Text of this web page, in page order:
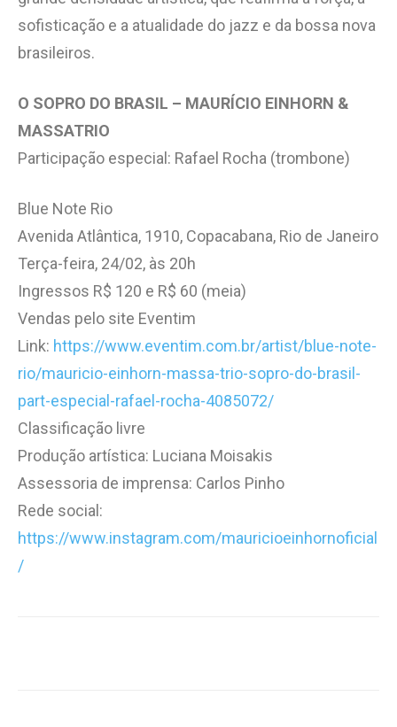
sofisticação e a atualidade do jazz e da bossa nova
brasileiros.
O SOPRO DO BRASIL – MAURÍCIO EINHORN &
MASSATRIO
Participação especial: Rafael Rocha (trombone)
Blue Note Rio
Avenida Atlântica, 1910, Copacabana, Rio de Janeiro
Terça-feira, 24/02, às 20h
Ingressos R$ 120 e R$ 60 (meia)
Vendas pelo site Eventim
Link: https://www.eventim.com.br/artist/blue-note-
rio/mauricio-einhorn-massa-trio-sopro-do-brasil-
part-especial-rafael-rocha-4085072/
Classificação livre
Produção artística: Luciana Moisakis
Assessoria de imprensa: Carlos Pinho
Rede social:
https://www.instagram.com/mauricioeinhornoficial
/